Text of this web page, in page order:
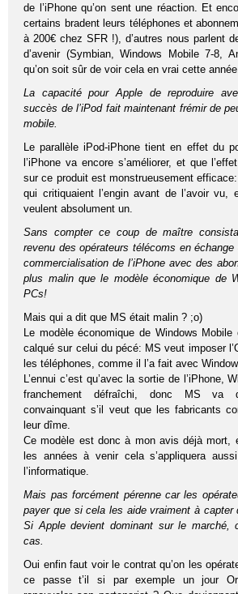
de l’iPhone qu’on sent une réaction. Et
certains bradent leurs téléphones et
à 200€ chez SFR !), d’autres nous parlent
d’avenir (Symbian, Windows Mobile 7-8,
qu’on soit sûr de voir cela en vrai cette année.
La capacité pour Apple de reproduire
succès de l’iPod fait maintenant frémir de
mobile.
Le parallèle iPod-iPhone tient en effet du
l’iPhone va encore s’améliorer, et que
sur ce produit est monstrueusement
qui critiquaient l’engin avant de l’avoir vu,
veulent absolument un.
Sans compter ce coup de maître
revenu des opérateurs télécoms en
commercialisation de l’iPhone avec des
plus malin que le modèle économique de
PCs!
Mais qui a dit que MS était malin ? ;o)
Le modèle économique de Windows
calqué sur celui du pécé: MS veut imposer
les téléphones, comme il l’a fait avec
L’ennui c’est qu’avec la sortie de l’iPhone,
franchement défraîchi, donc MS va
convainquant s’il veut que les fabricants
leur dîme.
Ce modèle est donc à mon avis déjà mort,
les années à venir cela s’appliquera
l’informatique.
Mais pas forcément pérenne car les
payer que si cela les aide vraiment à capter
Si Apple devient dominant sur le marché,
cas.
Oui enfin faut voir le contrat qu’on les
ce passe t’il si par exemple un jour